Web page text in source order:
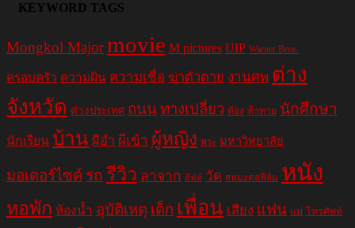
KEYWORD TAGS
Mongkol Majormovie M pictures UIP Warner Bros.
ครอบครัว ความฝัน ความเชื่อ ฆ่าตัวตาย งานศพ ต่าง
จังหวัด ต่างประเทศ ถนนทางเปลี่ยว ท้อง ท้าทาย นักศึกษา
นักเรียน บ้าน ผีอำ ผีเข้า ผู้หญิง พระ มหาวิทยาลัย
มอเตอร์ไซค์ รถ รีวิว ลาจาก ลิฟท์ วัด สหมงคลฟิล์ม หนัง
หอพัก ห้องน้ำ อุบัติเหตุ เด็ก เพื่อน เสียง แฟน แม่ โทรศัพท์